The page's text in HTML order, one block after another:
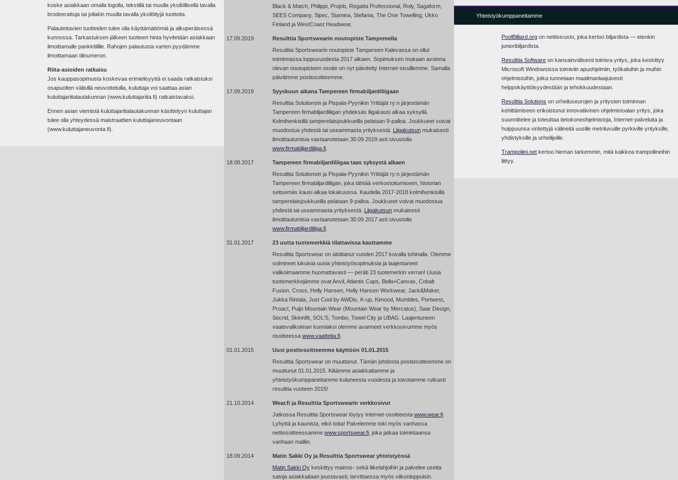
koske asiakkaan omalla logolla, tekstillä tai muulla yksilöllisellä tavalla
brodeerattuja tai jollakin muulla tavalla yksilöityjä tuotteita.
Palautettavien tuotteiden tulee olla käyttämättömiä ja alkuperäisessä
kunnossa. Tarkastuksen jälkeen tuotteen hinta hyvitetään asiakkaan
ilmoittamalle pankkitilille. Rahojen palautusta varten pyydämme
ilmoittamaan tilinumeron.
Riita-asioiden ratkaisu
Jos kauppasopimusta koskevaa erimielisyyttä ei saada ratkaistuksi
osapuolten välisillä neuvotteluilla, kuluttaja voi saattaa asian
kuluttajariitalautakunnan (www.kuluttajariita.fi) ratkaistavaksi.
Ennen asian viemistä kuluttajariitalautakunnan käsittelyyn kuluttajan
tulee olla yhteydessä maistraattien kuluttajaneuvontaan
(www.kuluttajaneuvonta.fi).
Black & Match, Philippi, Projob, Regatta Professional, Roly, Sagaform,
SEES Company, Sipec, Stamina, Stefania, The One Towelling, Ukko
Finland ja WestCoast Headwear.
17.09.2019
Resulttia Sportswearin noutopiste Tampereella
Resulttia Sportswearin noutopiste Tampereen Kalevassa on ollut
toiminnassa loppuvuodesta 2017 alkaen. Sopimuksen mukaan avoinna
olevan noutopisteen osoite on nyt päivitetty Internet-sivuillemme. Samalla
päivitimme postiosoitteemme.
17.09.2019
Syyskuun aikana Tampereen firmabiljardiliigaan
Resulttia Solutionsin ja Pispala-Pyynikin Yrittäjät ry:n järjestämän
Tampereen firmabiljardiliigan yhdeksäs liigakausi alkaa syksyllä.
Kolmihenkisillä tamperelaisjoukkueilla pelataan 9-palloa. Joukkueet voivat
muodostua yhdestä tai useammasta yrityksestä. Liigakutsunmukaisesti
ilmoittautumisia vastaanotetaan 30.09.2019 asti sivustolla
www.firmabiljardiliiga.fi.
18.08.2017
Tampereen firmabiljardiliigaa taas syksystä alkaen
Resulttia Solutionsin ja Pispala-Pyynikin Yrittäjät ry:n järjestämän
Tampereen firmabiljardiliigan, joka tähtää verkostoitumiseen, historian
seitsemäs kausi alkaa lokakuussa. Kaudella 2017-2018 kolmihenkisillä
tamperelaisjoukkueilla pelataan 9-palloa. Joukkueet voivat muodostua
yhdestä tai useammasta yrityksestä. Liigakutsunmukaisesti
ilmoittautumisia vastaanotetaan 30.09.2017 asti sivustolla
www.firmabiljardiliiga.fi.
31.01.2017
23 uutta tuotemerkkiä tilattavissa kauttamme
Resulttia Sportswear on aloittanut vuoden 2017 kovalla tohinalla. Olemme
solmineet lukuisia uusia yhteistyösopimuksia ja laajentaneet
valikoimaamme huomattavasti — peräti 23 tuotemerkin verran! Uusia
tuotemerkkejämme ovat Anvil, Atlantis Caps, Bella+Canvas, Cobalt
Fusion, Cross, Helly Hansen, Helly Hansen Workwear, Jack&Maker,
Jukka Rintala, Just Cool by AWDis, K-up, Kimood, Mumbles, Portwest,
Proact, Puijo Mountain Wear (Mountain Wear by Mercatus), Saar Design,
Secrid, Skinnifit, SOL'S, Tombo, Towel City ja UBAG. Laajentuneen
vaatevalikoiman kunniaksi olemme avanneet verkkosivumme myös
osoitteessa www.vaatteita.fi.
01.01.2015
Uusi postiosoitteemme käyttöön 01.01.2015
Resulttia Sportswear on muuttanut. Tämän johdosta postiosoitteemme on
muuttunut 01.01.2015. Kiitämme asiakkaitamme ja
yhteistyökumppaneitamme kuluneesta vuodesta ja toivotamme rutkasti
resulttia vuoteen 2015!
21.10.2014
Wear.fi ja Resulttia Sportswearin verkkosivut
Jatkossa Resulttia Sportswear löytyy Internet-osoitteesta www.wear.fi.
Lyhyttä ja kaunista, eikö totta! Palvelemme toki myös vanhassa
nettiosoitteessamme www.sportswear.fi, joka jatkaa toimintaansa
vanhaan malliin.
18.09.2014
Matin Sakki Oy ja Resulttia Sportswear yhteistyössä
Matin Sakki Oykeskittyy mainos- sekä liikelahjoihin ja palvelee useita
satoja asiakkaitaan joustavasti, tarvittaessa myös viikonloppuisin.
Yhteistyökumppaneitamme
PoolBilliard.org on nettisivusto, joka kertoo biljardista — etenkin
junioribiljardista.
Resulttia Software on kansainvälisesti toimiva yritys, joka keskittyy
Microsoft Windowsissa toimiviin apuohjelmiin, työkaluihin ja muihin
ohjelmistoihin, jotka tunnetaan maailmanlaajuisesti
helppokäyttöisyydestään ja tehokkuudestaan.
Resulttia Solutions on urheiluseurojen ja yritysten toiminnan
kehittämiseen erikoistunut innovatiivinen ohjelmistoalan yritys, joka
suunnittelee ja toteuttaa tietokoneohjelmistoja, Internet-palveluita ja
huippuunsa viritettyjä välineitä uusille metriluvuille pyrkiville yrityksille,
yhdistyksille ja urheilijoille.
Trampoliini.net kertoo hieman tarkemmin, mitä kaikkea trampoliineihin
liittyy.